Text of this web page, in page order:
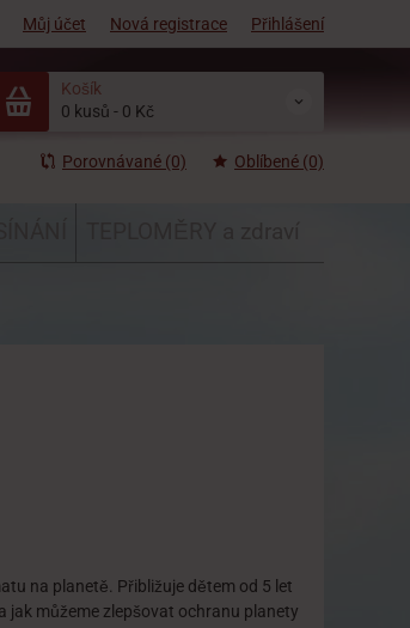
Můj účet Nová registrace Přihlášení
Košík
0 kusů - 0 Kč
Porovnávané (0) Oblíbené (0)
na planetě. Přibližuje dětem od 5 let
můžeme zlepšovat ochranu planety